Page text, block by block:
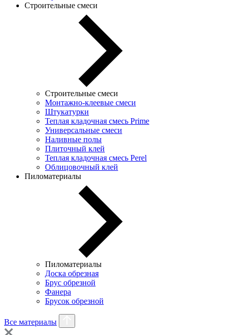
Строительные смеси
Строительные смеси
Монтажно-клеевые смеси
Штукатурки
Теплая кладочная смесь Prime
Универсальные смеси
Наливные полы
Плиточный клей
Теплая кладочная смесь Perel
Облицовочный клей
Пиломатериалы
Пиломатериалы
Доска обрезная
Брус обрезной
Фанера
Брусок обрезной
Все материалы